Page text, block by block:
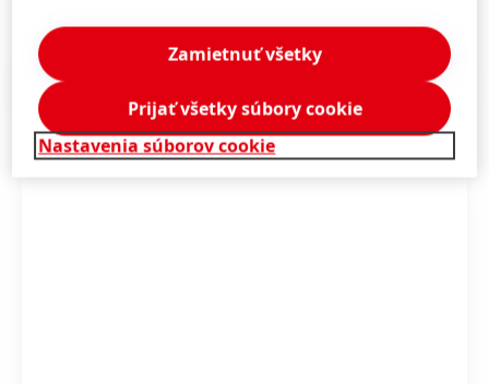
Nastavenia súborov cookie
Zamietnuť všetky
Prijať všetky súbory cookie